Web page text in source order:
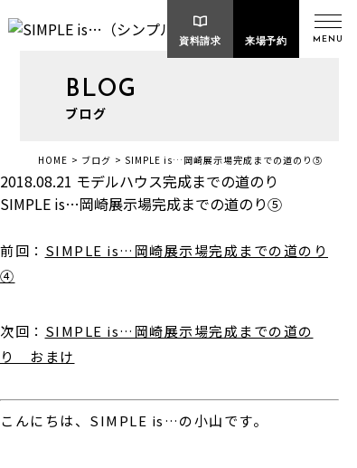
MENU
資料請求 来場予約
BLOG
ブログ
HOME ブログ SIMPLE is…岡崎展示場完成までの道のり⑤
2018.08.21 モデルハウス完成までの道のり
SIMPLE is…岡崎展示場完成までの道のり⑤
前回： SIMPLE is…岡崎展示場完成までの道のり
④
次回： SIMPLE is…岡崎展示場完成までの道の
り おまけ
こんにちは、SIMPLE is…の小山です。